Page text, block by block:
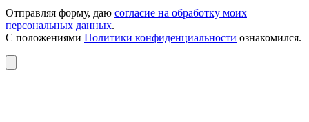
Отправляя форму, даю согласие на обработку моих
персональных данных.
С положениями Политики конфиденциальности ознакомился.